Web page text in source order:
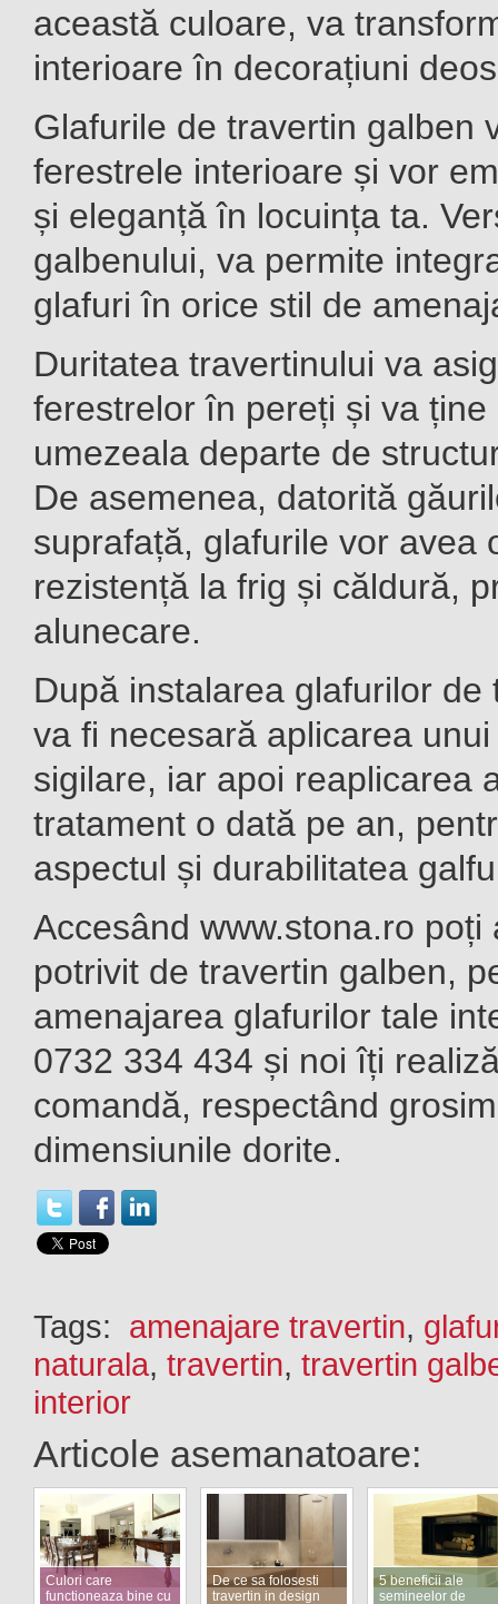
această culoare, va
interioare în decorațiuni
Glafurile de travertin galben
ferestrele interioare și vor
și eleganță în locuința ta.
galbenului, va permite
glafuri în orice stil de
Duritatea travertinului va
ferestrelor în pereți și va ține
umezeala departe de
De asemenea, datorită
suprafață, glafurile vor avea
rezistență la frig și căldură,
alunecare.
După instalarea glafurilor de
va fi necesară aplicarea
sigilare, iar apoi reaplicarea
tratament o dată pe an,
aspectul și durabilitatea
Accesând www.stona.ro poți
potrivit de travertin galben,
amenajarea glafurilor tale
0732 334 434 și noi îți
comandă, respectând
dimensiunile dorite.
Tags: amenajare travertin,
naturala, travertin, travertin
interior
Articole asemanatoare:
Culori care
functioneaza bine cu
De ce sa folosesti
travertin in design
5 beneficii ale
semineelor de